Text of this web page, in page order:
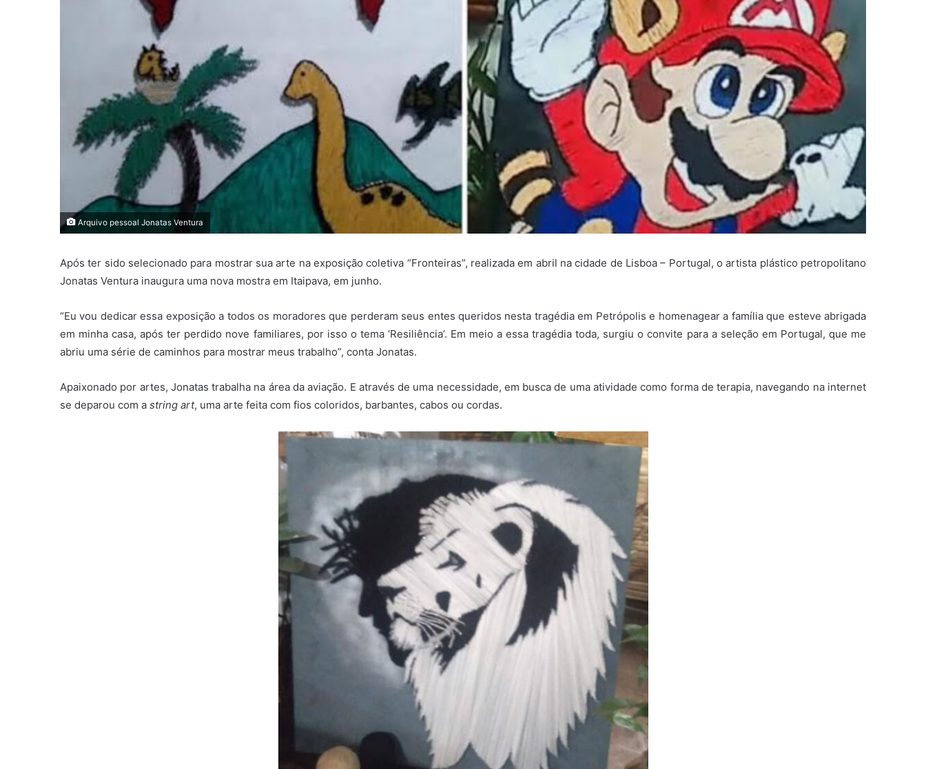
Arquivo pessoal Jonatas Ventura
Após ter sido selecionado para mostrar sua arte na exposição coletiva “Fronteiras”, realizada em abril na cidade de Lisboa – Portugal, o artista plástico petropolitano
Jonatas Ventura inaugura uma nova mostra em Itaipava, em junho.
“Eu vou dedicar essa exposição a todos os moradores que perderam seus entes queridos nesta tragédia em Petrópolis e homenagear a família que esteve abrigada
em minha casa, após ter perdido nove familiares, por isso o tema ‘Resiliência’. Em meio a essa tragédia toda, surgiu o convite para a seleção em Portugal, que me
abriu uma série de caminhos para mostrar meus trabalho”, conta Jonatas.
Apaixonado por artes, Jonatas trabalha na área da aviação. E através de uma necessidade, em busca de uma atividade como forma de terapia, navegando na internet
se deparou com a string art, uma arte feita com fios coloridos, barbantes, cabos ou cordas.